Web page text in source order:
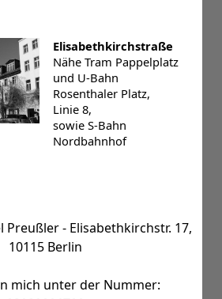
Elisabethkirchstraße
Nähe Tram Pappelplatz
und U-Bahn
Rosenthaler Platz,
Linie 8,
sowie S-Bahn
Nordbahnhof
Preußler - Elisabethkirchstr. 17,
10115 Berlin
mich unter der Nummer: